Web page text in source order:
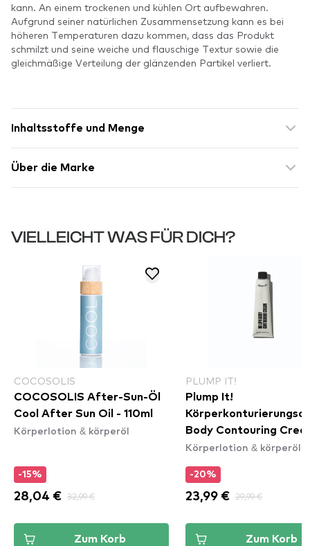
kann. An einem trockenen und kühlen Ort aufbewahren.
Aufgrund seiner natürlichen Zusammensetzung kann es bei
höheren Temperaturen dazu kommen, dass das Produkt
schmilzt und seine weiche und flauschige Textur sowie die
gleichmäßige Verteilung der glänzenden Partikel verliert.
Inhaltsstoffe und Menge
Über die Marke
VIELLEICHT WAS FÜR DICH?
COCOSOLIS
COCOSOLIS After-Sun-Öl
Cool After Sun Oil - 110ml
Körperlotion & körperöl
-15%
28,04 € 32,99 €
Zum Korb
PLUMP IT!
Plump It!
Body Contouring
Körperlotion & körperöl
-20%
23,99 € 29,99 €
Zum Korb